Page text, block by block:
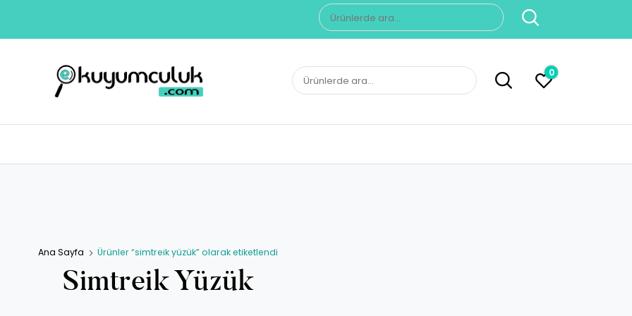
Ara:
E-KUYUMCULUK
Herkesin Kuyumcusu Ara: 0
Ana Sayfa Ürünler “simtreik yüzük” olarak etiketlendi
Simtreik Yüzük